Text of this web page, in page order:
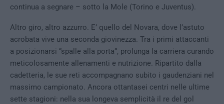
continua a segnare – sotto la Mole (Torino e Juventus).
Altro giro, altro azzurro. E’ quello del Novara, dove l’astuto
acrobata vive una seconda giovinezza. Tra i primi attaccanti
a posizionarsi “spalle alla porta”, prolunga la carriera curando
meticolosamente allenamenti e nutrizione. Ripartito dalla
cadetteria, le sue reti accompagnano subito i gaudenziani nel
massimo campionato. Ancora ottantasei centri nelle ultime
sette stagioni: nella sua longeva semplicità il re del gol